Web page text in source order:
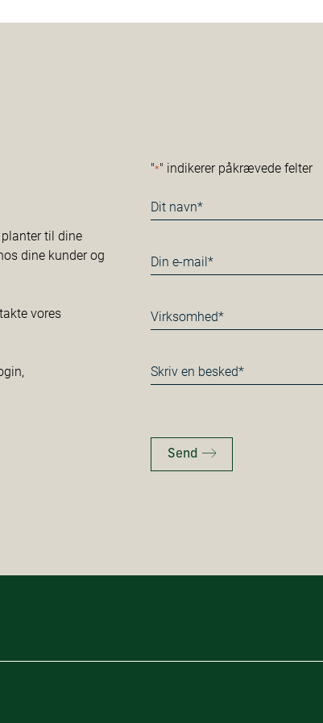
til dine
dine kunder og
vores
"*" indikerer påkrævede felter
Navn
*
E-
mail
Virksomhed*
*
Besked
*
Send